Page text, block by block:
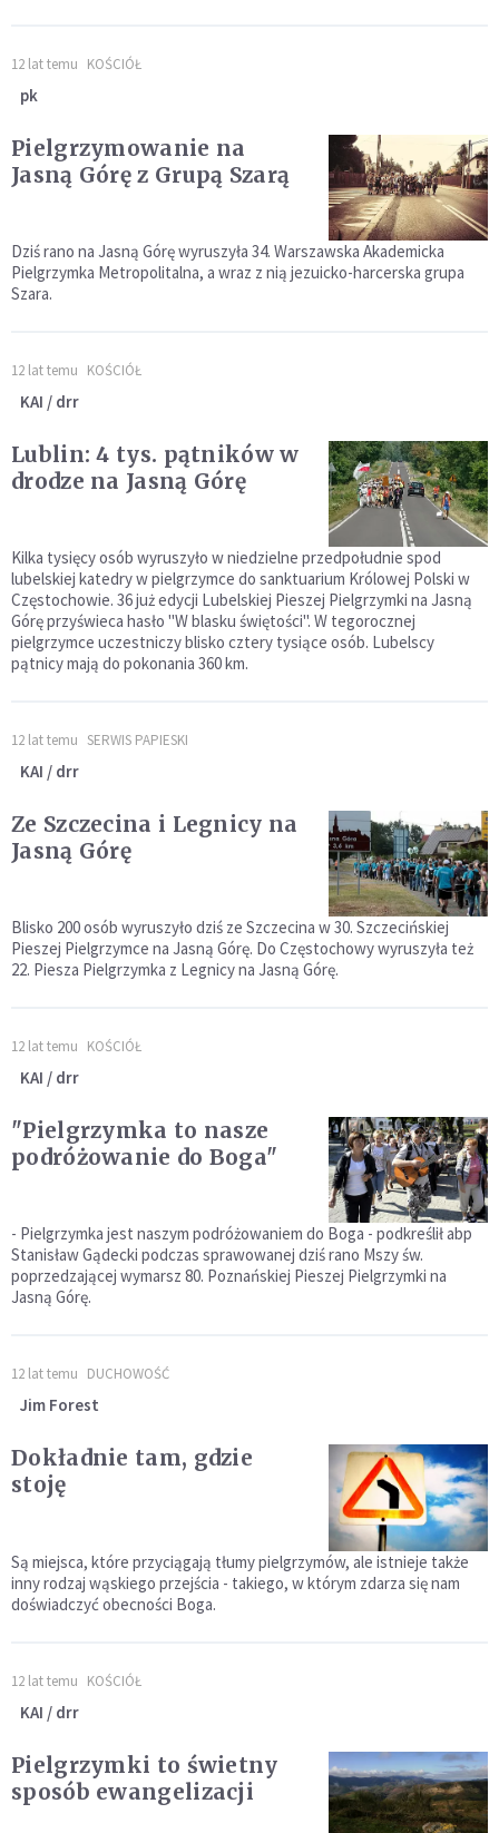
12 lat temu KOŚCIÓŁ
pk
Pielgrzymowanie na
Jasną Górę z Grupą Szarą
Dziś rano na Jasną Górę wyruszyła 34. Warszawska Akademicka
Pielgrzymka Metropolitalna, a wraz z nią jezuicko-harcerska grupa
Szara.
12 lat temu KOŚCIÓŁ
KAI / drr
Lublin: 4 tys. pątników w
drodze na Jasną Górę
Kilka tysięcy osób wyruszyło w niedzielne przedpołudnie spod
lubelskiej katedry w pielgrzymce do sanktuarium Królowej Polski w
Częstochowie. 36 już edycji Lubelskiej Pieszej Pielgrzymki na Jasną
Górę przyświeca hasło "W blasku świętości". W tegorocznej
pielgrzymce uczestniczy blisko cztery tysiące osób. Lubelscy
pątnicy mają do pokonania 360 km.
12 lat temu SERWIS PAPIESKI
KAI / drr
Ze Szczecina i Legnicy na
Jasną Górę
Blisko 200 osób wyruszyło dziś ze Szczecina w 30. Szczecińskiej
Pieszej Pielgrzymce na Jasną Górę. Do Częstochowy wyruszyła też
22. Piesza Pielgrzymka z Legnicy na Jasną Górę.
12 lat temu KOŚCIÓŁ
KAI / drr
"Pielgrzymka to nasze
podróżowanie do Boga"
- Pielgrzymka jest naszym podróżowaniem do Boga - podkreślił abp
Stanisław Gądecki podczas sprawowanej dziś rano Mszy św.
poprzedzającej wymarsz 80. Poznańskiej Pieszej Pielgrzymki na
Jasną Górę.
12 lat temu DUCHOWOŚĆ
Jim Forest
Dokładnie tam, gdzie
stoję
Są miejsca, które przyciągają tłumy pielgrzymów, ale istnieje także
inny rodzaj wąskiego przejścia - takiego, w którym zdarza się nam
doświadczyć obecności Boga.
12 lat temu KOŚCIÓŁ
KAI / drr
Pielgrzymki to świetny
sposób ewangelizacji